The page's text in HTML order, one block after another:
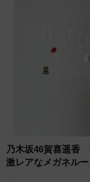
乃木坂46賀喜遥香
激レアなメガネル